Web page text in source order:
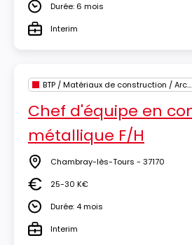
DuréeDurée: 6 mois
TypeInterim
BTP / Matériaux de construction / Architecture
Chef d'équipe en
métallique F/H
Lieu Chambray-lès-Tours - 37170
Salaire25-30 K€
DuréeDurée: 4 mois
TypeInterim